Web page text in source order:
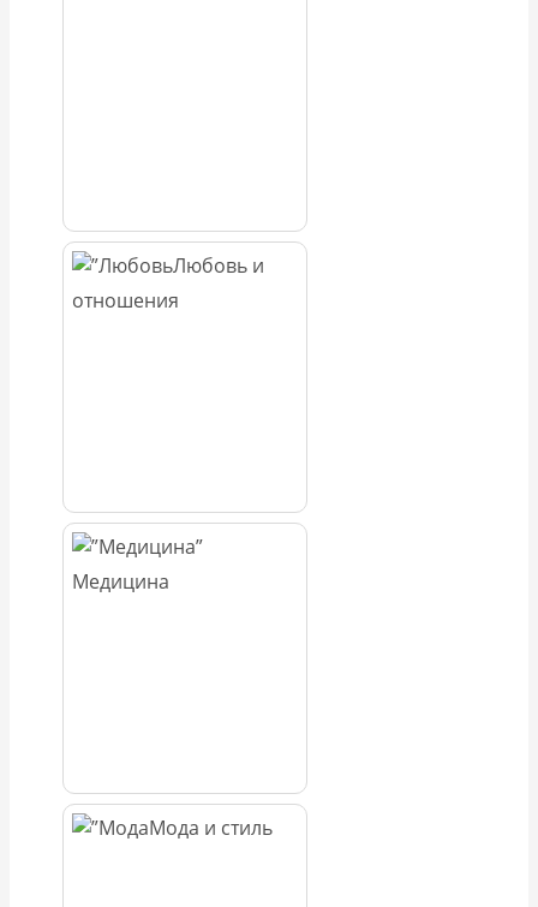
Любовь и
отношения
Медицина
Мода и стиль